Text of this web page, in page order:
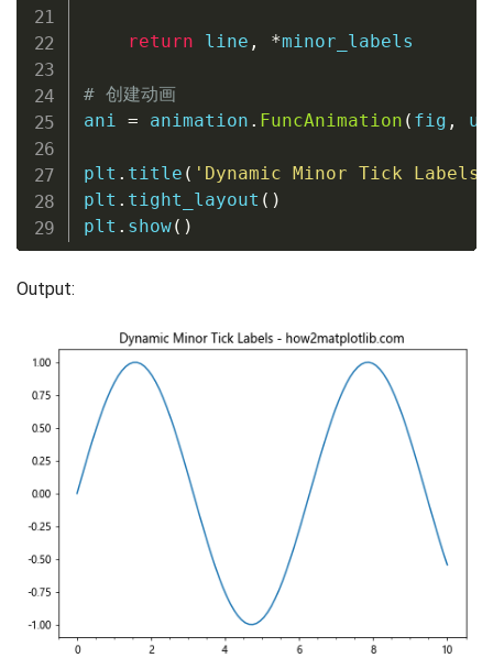
return line , *minor_labels
# 创建动画
ani = animation . FuncAnimation ( fig ,
plt . title ( 'Dynamic Minor Tick
plt . tight_layout ( )
plt . show( )
Output: